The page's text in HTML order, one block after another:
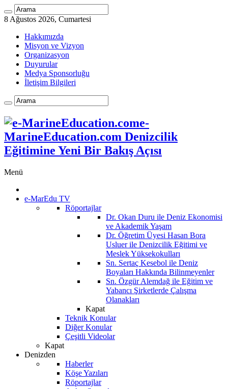
8 Ağustos 2026, Cumartesi
Hakkımızda
Misyon ve Vizyon
Organizasyon
Duyurular
Medya Sponsorluğu
İletişim Bilgileri
e-
MarineEducation.com Denizcilik
Eğitimine Yeni Bir Bakış Açısı
Menü
e-MarEdu TV
Röportajlar
Dr. Okan Duru ile Deniz Ekonomisi
ve Akademik Yaşam
Dr. Öğretim Üyesi Hasan Bora
Usluer ile Denizcilik Eğitimi ve
Meslek Yüksekokulları
Sn. Sertaç Kesebol ile Deniz
Boyaları Hakkında Bilinmeyenler
Sn. Özgür Alemdağ ile Eğitim ve
Yabancı Şirketlerde Çalışma
Olanakları
Kapat
Teknik Konular
Diğer Konular
Çeşitli Videolar
Kapat
Denizden
Haberler
Köşe Yazıları
Röportajlar